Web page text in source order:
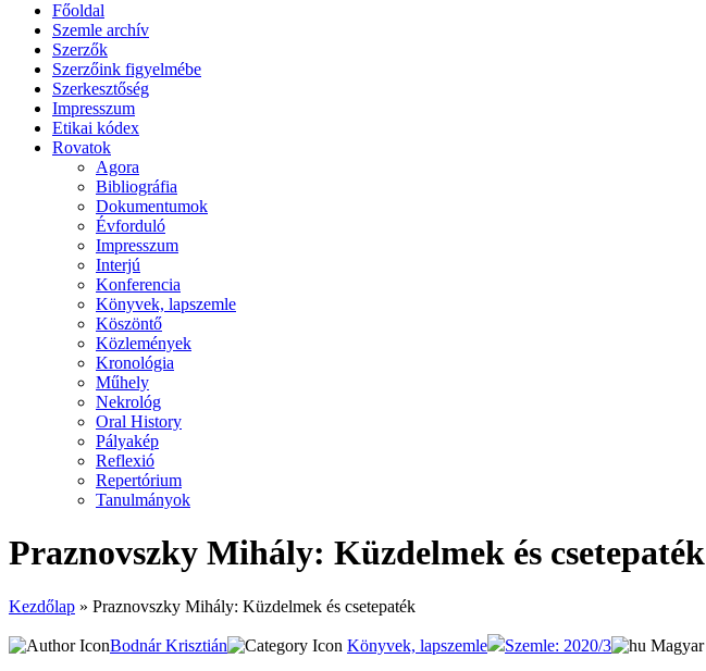
Főoldal
Szemle archív
Szerzők
Szerzőink figyelmébe
Szerkesztőség
Impresszum
Etikai kódex
Rovatok
Agora
Bibliográfia
Dokumentumok
Évforduló
Impresszum
Interjú
Konferencia
Könyvek, lapszemle
Köszöntő
Közlemények
Kronológia
Műhely
Nekrológ
Oral History
Pályakép
Reflexió
Repertórium
Tanulmányok
Praznovszky Mihály: Küzdelmek és csetepaték
Kezdőlap » Praznovszky Mihály: Küzdelmek és csetepaték
Bodnár Krisztián Könyvek, lapszemle Szemle: 2020/3
Magyar